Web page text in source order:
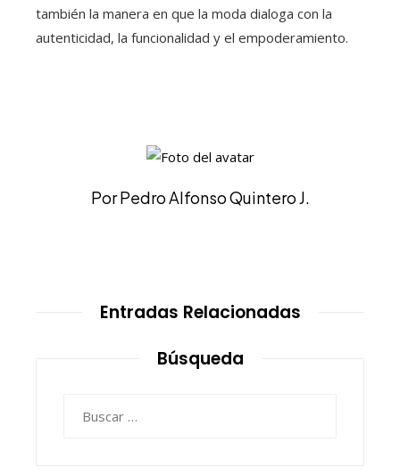
también la manera en que la moda dialoga con la
autenticidad, la funcionalidad y el empoderamiento.
Por Pedro Alfonso Quintero J.
Entradas Relacionadas
Búsqueda